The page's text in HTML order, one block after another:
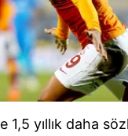
1,5 yıllık daha